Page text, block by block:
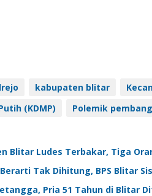
kabupaten blitar
(KDMP)
Polemik
Blitar Ludes Terbakar, Tiga
Tak Dihitung, BPS Blitar
Pria 51 Tahun di Blitar